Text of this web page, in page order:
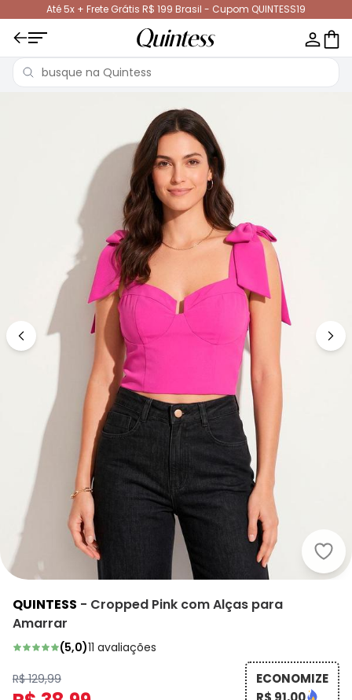
Até 5x + Frete Grátis R$ 199 Brasil - Cupom QUINTESS19
QUINTESS - Cropped Pink com Alças para
Amarrar
(5,0)11 avaliações
R$ 129,99
ECONOMIZE